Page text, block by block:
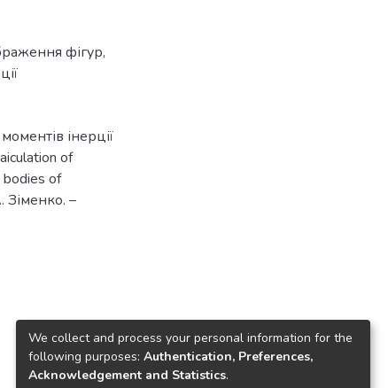
фігур,
інерції
of
of
Зіменко. –
We collect and process your personal information for the
following purposes: Authentication, Preferences,
Acknowledgement and Statistics.